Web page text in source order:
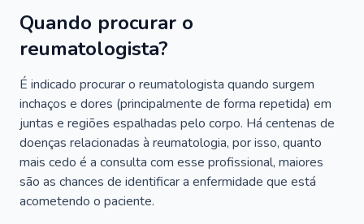
Quando procurar o
reumatologista?
É indicado procurar o reumatologista quando surgem
inchaços e dores (principalmente de forma repetida) em
juntas e regiões espalhadas pelo corpo. Há centenas de
doenças relacionadas à reumatologia, por isso, quanto
mais cedo é a consulta com esse profissional, maiores
são as chances de identificar a enfermidade que está
acometendo o paciente.